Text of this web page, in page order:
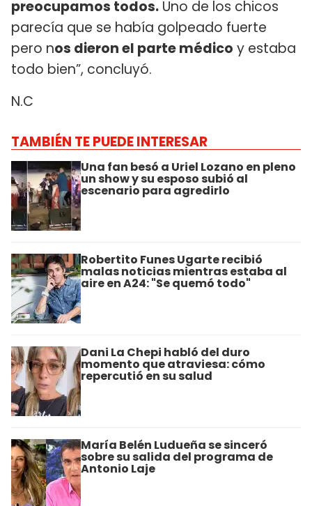
preocupamos todos. Uno de los chicos
parecía que se había golpeado fuerte
pero nos dieron el parte médico y estaba
todo bien”, concluyó.
N.C
TAMBIÉN TE PUEDE INTERESAR
Una fan besó a Uriel Lozano en pleno
un show y su esposo subió al
escenario para agredirlo
Robertito Funes Ugarte recibió
malas noticias mientras estaba al
aire en A24: "Se quemó todo"
Dani La Chepi habló del duro
momento que atraviesa: cómo
repercutió en su salud
María Belén Ludueña se sinceró
sobre su salida del programa de
Antonio Laje